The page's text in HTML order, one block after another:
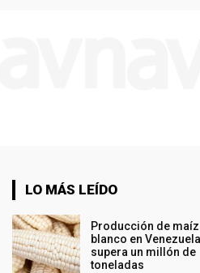
LO MÁS LEÍDO
Producción de maíz
blanco en Venezuela
supera un millón de
toneladas